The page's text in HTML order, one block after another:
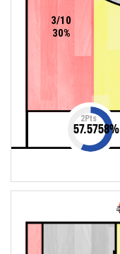
3/10
30%
2Pts
57.5758%